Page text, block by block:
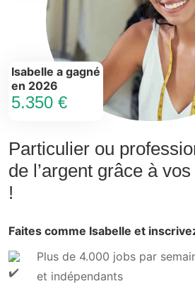
Particulier ou
de l’argent grâce à
!
Faites comme Isabelle et
Plus de 4.000 jobs par
et indépendants
Isabelle a gagné
en 2026
5.350 €